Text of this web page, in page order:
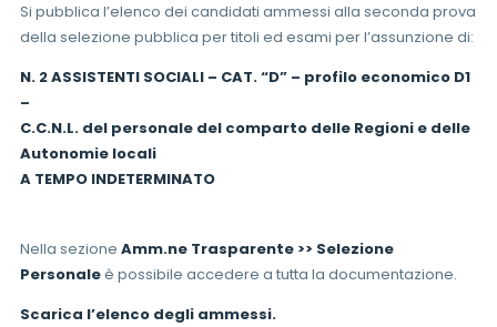
Si pubblica l’elenco dei candidati ammessi alla seconda prova
della selezione pubblica per titoli ed esami per l’assunzione di:
N. 2 ASSISTENTI SOCIALI – CAT. “D” – profilo economico D1
–
C.C.N.L. del personale del comparto delle Regioni e delle
Autonomie locali
A TEMPO INDETERMINATO
Nella sezione Amm.ne Trasparente >> Selezione
Personaleè possibile accedere a tutta la documentazione.
Scarica l’elenco degli ammessi.